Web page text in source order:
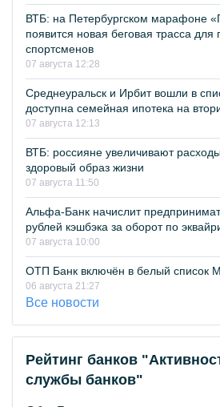
ВТБ: на Петербургском марафоне
появится новая беговая трасса
спортсменов
07 августа 12:28
Среднеуральск и Ирбит вошли в
доступна семейная ипотека на
07 августа 12:13
ВТБ: россияне увеличивают
здоровый образ жизни
07 августа 11:50
Альфа-Банк начислит
рублей кэшбэка за оборот по
07 августа 10:00
ОТП Банк включён в белый список
06 августа 21:27
Все новости
Рейтинг банков
службы банков"